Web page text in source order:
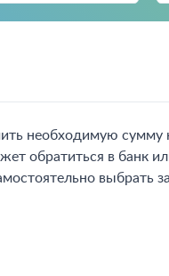
необходимую сумму
обратиться в банк